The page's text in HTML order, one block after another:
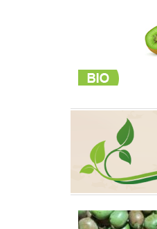
Dzięki temu
Warto rozważyć
Lista
Skup
Skup
Skup Lubuskie
Skup Łódzkie
Skup
Skup
Skup
Skup
Skup
Skup